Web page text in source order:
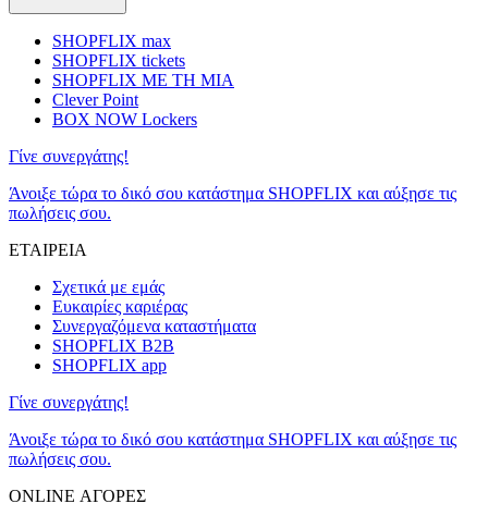
SHOPFLIX max
SHOPFLIX tickets
SHOPFLIX ΜΕ ΤΗ ΜΙΑ
Clever Point
BOX NOW Lockers
Γίνε συνεργάτης!
Άνοιξε τώρα το δικό σου κατάστημα SHOPFLIX και αύξησε τις
πωλήσεις σου.
ΕΤΑΙΡΕΙΑ
Σχετικά με εμάς
Ευκαιρίες καριέρας
Συνεργαζόμενα καταστήματα
SHOPFLIX B2B
SHOPFLIX app
Γίνε συνεργάτης!
Άνοιξε τώρα το δικό σου κατάστημα SHOPFLIX και αύξησε τις
πωλήσεις σου.
ONLINE ΑΓΟΡΕΣ